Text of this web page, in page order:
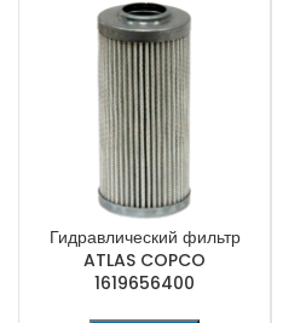
Гидравлический фильтр
ATLAS COPCO
1619656400